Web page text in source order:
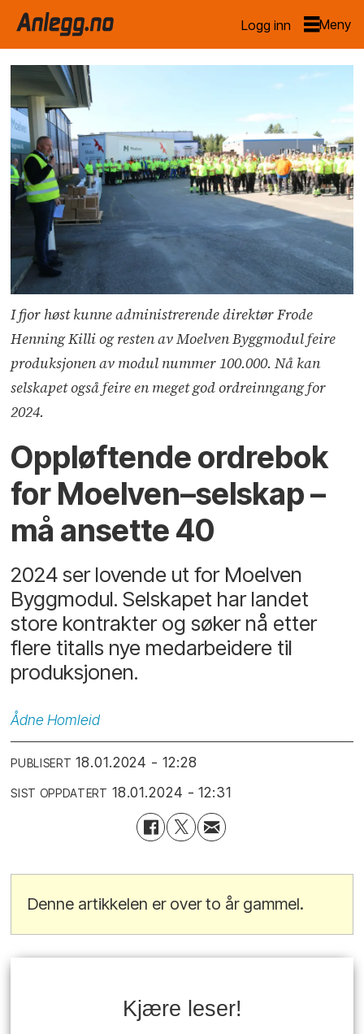
Logg inn
I fjor høst kunne administrerende direktør Frode
Henning Killi og resten av Moelven Byggmodul feire
produksjonen av modul nummer 100.000. Nå kan
selskapet også feire en meget god ordreinngang for
2024.
Oppløftende ordrebok
for Moelven–selskap –
må ansette 40
2024 ser lovende ut for Moelven
Byggmodul. Selskapet har landet
store kontrakter og søker nå etter
flere titalls nye medarbeidere til
produksjonen.
Ådne Homleid
PUBLISERT 18.01.2024 - 12:28
SIST OPPDATERT 18.01.2024 - 12:31
Denne artikkelen er over to år gammel.
Kjære leser!